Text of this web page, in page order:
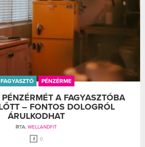
FAGYASZTÓ PÉNZÉRME
A FAGYASZTÓBA
– FONTOS DOLOGRÓL
ÁRULKODHAT
ÍRTA: WELLANDFIT
0